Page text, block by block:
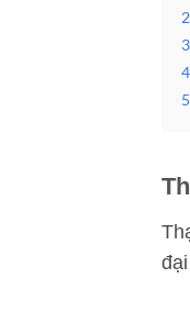
2
3
4
5